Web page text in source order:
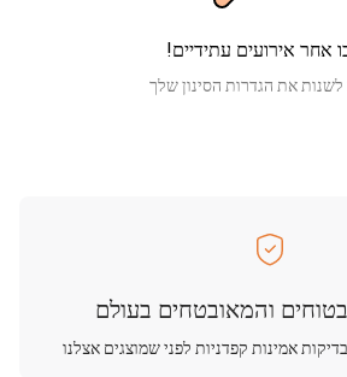
אחר אירועים עתידיים!
לשנות את הגדרות הסינון שלך
והמאובטחים בעולם
אמינות קפדניות לפני שמוצגים אצלנו